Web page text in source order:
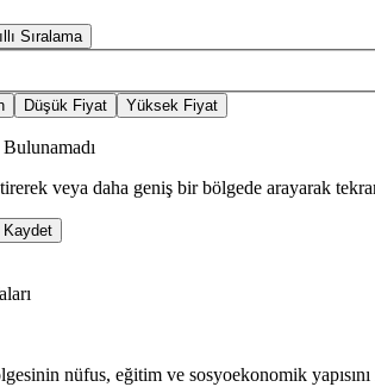
Sıralama
Düşük Fiyat Yüksek Fiyat
veya daha geniş bir bölgede arayarak
Kaydet
nüfus, eğitim ve sosyoekonomik